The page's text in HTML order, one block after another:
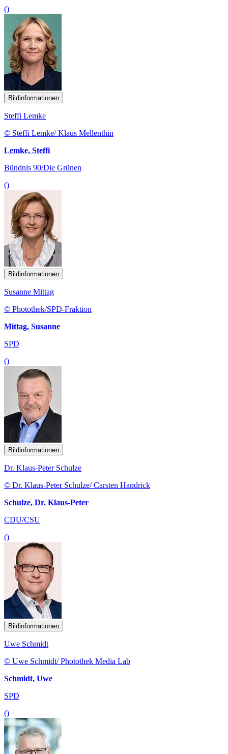
()
Bildinformationen
Steffi Lemke
© Steffi Lemke/ Klaus Mellenthin
Lemke, Steffi
Bündnis 90/Die Grünen
()
Bildinformationen
Susanne Mittag
© Photothek/SPD-Fraktion
Mittag, Susanne
SPD
()
Bildinformationen
Dr. Klaus-Peter Schulze
© Dr. Klaus-Peter Schulze/ Carsten Handrick
Schulze, Dr. Klaus-Peter
CDU/CSU
()
Bildinformationen
Uwe Schmidt
© Uwe Schmidt/ Photothek Media Lab
Schmidt, Uwe
SPD
()